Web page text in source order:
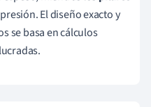
El diseño exacto y
se basa en cálculos